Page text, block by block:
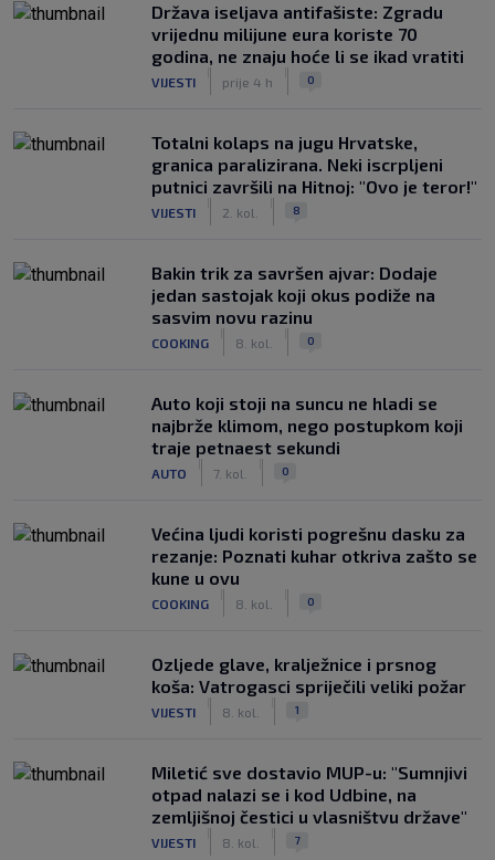
Država iseljava antifašiste: Zgradu
vrijednu milijune eura koriste 70
godina, ne znaju hoće li se ikad vratiti
VIJESTI prije 4 h 0
Totalni kolaps na jugu Hrvatske,
granica paralizirana. Neki iscrpljeni
putnici završili na Hitnoj: "Ovo je teror!"
VIJESTI 2. kol. 8
Bakin trik za savršen ajvar: Dodaje
jedan sastojak koji okus podiže na
sasvim novu razinu
COOKING 8. kol. 0
Auto koji stoji na suncu ne hladi se
najbrže klimom, nego postupkom koji
traje petnaest sekundi
AUTO 7. kol. 0
Većina ljudi koristi pogrešnu dasku za
rezanje: Poznati kuhar otkriva zašto se
kune u ovu
COOKING 8. kol. 0
Ozljede glave, kralježnice i prsnog
koša: Vatrogasci spriječili veliki požar
VIJESTI 8. kol. 1
Miletić sve dostavio MUP-u: "Sumnjivi
otpad nalazi se i kod Udbine, na
zemljišnoj čestici u vlasništvu države"
VIJESTI 8. kol. 7